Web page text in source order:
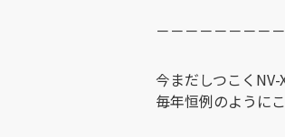
－－－－－－－－
今まだしつこくNV-
毎年恒例のように